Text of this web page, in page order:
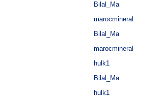
Bilal_Ma
marocmineral
Bilal_Ma
marocmineral
hulk1
Bilal_Ma
hulk1